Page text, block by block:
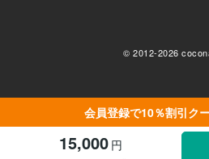
会員登録で10％割引ク
15,000 円